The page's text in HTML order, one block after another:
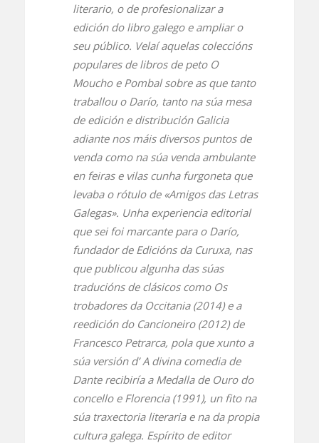
literario, o de profesionalizar a
edición do libro galego e ampliar o
seu público. Velaí aquelas coleccións
populares de libros de peto O
Moucho e Pombal sobre as que tanto
traballou o Darío, tanto na súa mesa
de edición e distribución Galicia
adiante nos máis diversos puntos de
venda como na súa venda ambulante
en feiras e vilas cunha furgoneta que
levaba o rótulo de «Amigos das Letras
Galegas». Unha experiencia editorial
que sei foi marcante para o Darío,
fundador de Edicións da Curuxa, nas
que publicou algunha das súas
traducións de clásicos como Os
trobadores da Occitania(2014) e a
reedición do Cancioneiro(2012) de
Francesco Petrarca, pola que xunto a
súa versión d’A divina comediade
Dante recibiría a Medalla de Ouro do
concello e Florencia (1991), un fito na
súa traxectoria literaria e na da propia
cultura galega. Espírito de editor